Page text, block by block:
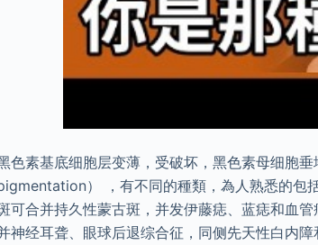
色素基底细胞层变薄，受破坏，黑色素母细胞
） ，有不同的種類，為人熟悉的包
可合并持久性蒙古斑，并发伊藤痣、蓝痣和血
神经耳聋、眼球后退综合征，同侧先天性白内